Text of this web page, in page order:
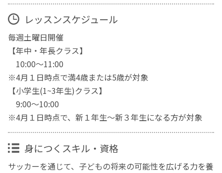
レッスンスケジュール
毎週土曜日開催
【年中・年長クラス】
10:00～11:00
※4月１日時点で満4歳または5歳が対象
【小学生(1~3年生)クラス】
9:00〜10:00
※4月１日時点で、新１年生～新３年生になる方が対象
身につくスキル・資格
サッカーを通じて、子どもの将来の可能性を広げる力を養